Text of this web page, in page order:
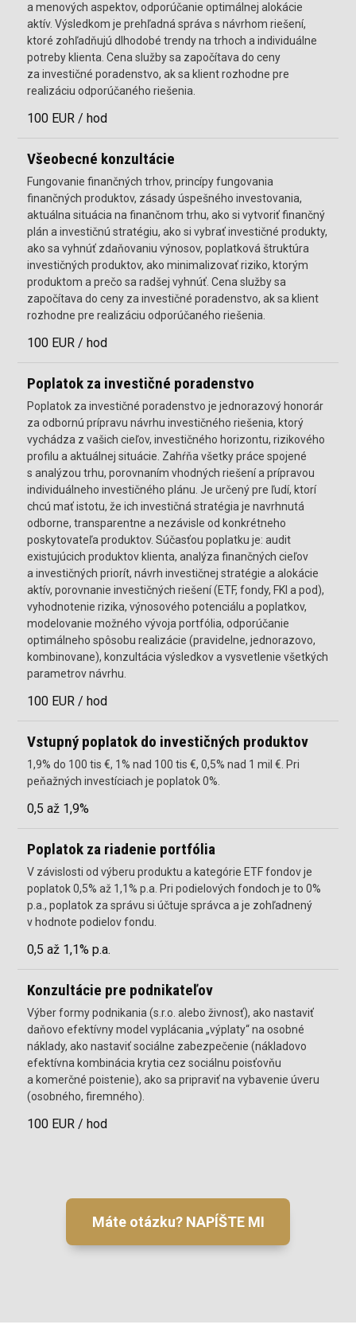
a menových aspektov, odporúčanie optimálnej alokácie
aktív. Výsledkom je prehľadná správa s návrhom riešení,
ktoré zohľadňujú dlhodobé trendy na trhoch a individuálne
potreby klienta. Cena služby sa započítava do ceny
za investičné poradenstvo, ak sa klient rozhodne pre
realizáciu odporúčaného riešenia.
100 EUR / hod
Všeobecné konzultácie
Fungovanie finančných trhov, princípy fungovania
finančných produktov, zásady úspešného investovania,
aktuálna situácia na finančnom trhu, ako si vytvoriť finančný
plán a investičnú stratégiu, ako si vybrať investičné produkty,
ako sa vyhnúť zdaňovaniu výnosov, poplatková štruktúra
investičných produktov, ako minimalizovať riziko, ktorým
produktom a prečo sa radšej vyhnúť. Cena služby sa
započítava do ceny za investičné poradenstvo, ak sa klient
rozhodne pre realizáciu odporúčaného riešenia.
100 EUR / hod
Poplatok za investičné poradenstvo
Poplatok za investičné poradenstvo je jednorazový honorár
za odbornú prípravu návrhu investičného riešenia, ktorý
vychádza z vašich cieľov, investičného horizontu, rizikového
profilu a aktuálnej situácie. Zahŕňa všetky práce spojené
s analýzou trhu, porovnaním vhodných riešení a prípravou
individuálneho investičného plánu. Je určený pre ľudí, ktorí
chcú mať istotu, že ich investičná stratégia je navrhnutá
odborne, transparentne a nezávisle od konkrétneho
poskytovateľa produktov. Súčasťou poplatku je: audit
existujúcich produktov klienta, analýza finančných cieľov
a investičných priorít, návrh investičnej stratégie a alokácie
aktív, porovnanie investičných riešení (ETF, fondy, FKI a pod),
vyhodnotenie rizika, výnosového potenciálu a poplatkov,
modelovanie možného vývoja portfólia, odporúčanie
optimálneho spôsobu realizácie (pravidelne, jednorazovo,
kombinovane), konzultácia výsledkov a vysvetlenie všetkých
parametrov návrhu.
100 EUR / hod
Vstupný poplatok do investičných produktov
1,9% do 100 tis €, 1% nad 100 tis €, 0,5% nad 1 mil €. Pri
peňažných investíciach je poplatok 0%.
0,5 až 1,9%
Poplatok za riadenie portfólia
V závislosti od výberu produktu a kategórie ETF fondov je
poplatok 0,5% až 1,1% p.a. Pri podielových fondoch je to 0%
p.a., poplatok za správu si účtuje správca a je zohľadnený
v hodnote podielov fondu.
0,5 až 1,1% p.a.
Konzultácie pre podnikateľov
Výber formy podnikania (s.r.o. alebo živnosť), ako nastaviť
daňovo efektívny model vyplácania „výplaty“ na osobné
náklady, ako nastaviť sociálne zabezpečenie (nákladovo
efektívna kombinácia krytia cez sociálnu poisťovňu
a komerčné poistenie), ako sa pripraviť na vybavenie úveru
(osobného, firemného).
100 EUR / hod
Máte otázku? NAPÍŠTE MI